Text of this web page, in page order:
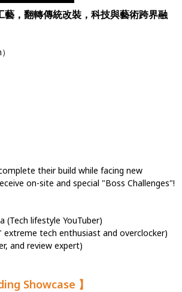
，翻轉傳統改裝，科技與藝術跨界融
their build while facing new
on-site and special "Boss Challenges"!
(Tech lifestyle YouTuber)
extreme tech enthusiast and overclocker)
and review expert)
Showcase 】